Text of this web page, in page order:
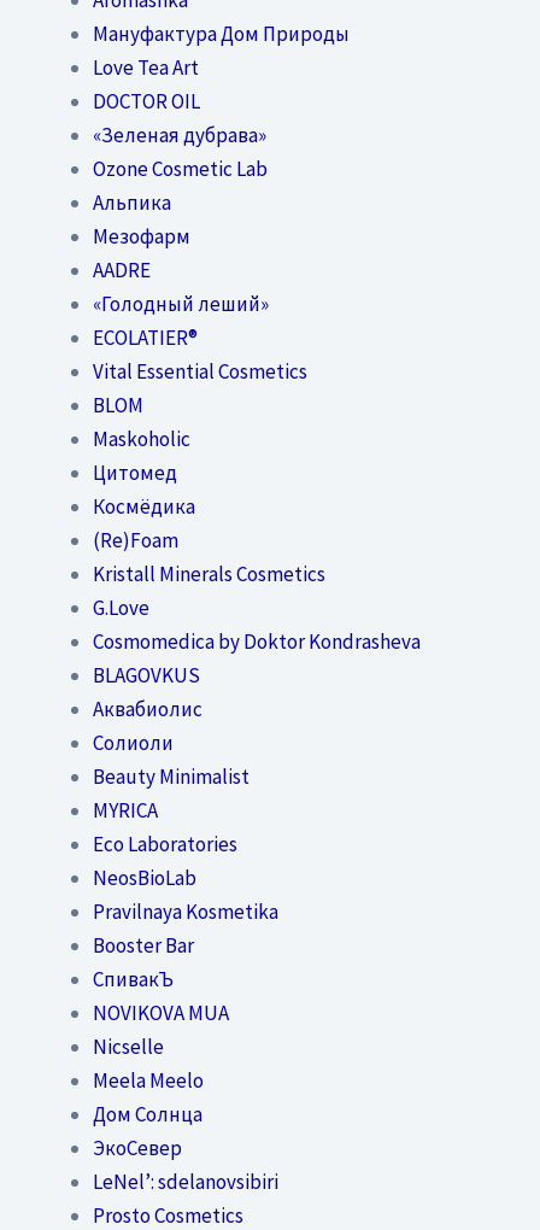
Мануфактура Дом Природы
Love Tea Art
DOCTOR OIL
«Зеленая дубрава»
Ozone Cosmetic Lab
Альпика
Мезофарм
AADRE
«Голодный леший»
EСОLATIER®
Vital Essential Cosmetics
BLOM
Maskoholic
Цитомед
Космёдика
(Re)Foam
Kristall Minerals Cosmetics
G.Love
Cosmomedica by Doktor Kondrasheva
BLAGOVKUS
Аквабиолис
Солиоли
Beauty Minimalist
MYRICA
Eco Laboratories
NeosBioLab
Pravilnaya Kosmetika
Booster Bar
СпивакЪ
NOVIKOVA MUA
Nicselle
Meela Meelo
Дом Солнца
ЭкоСевер
LeNel’: sdelanovsibiri
Prosto Cosmetics